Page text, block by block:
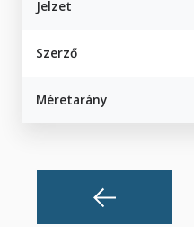
Jelzet
Szerző
Méretarány